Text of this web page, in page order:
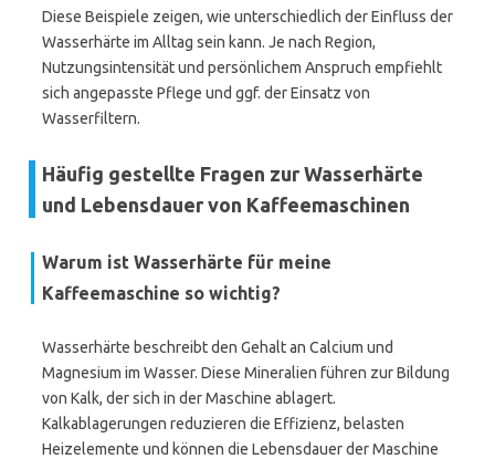
Diese Beispiele zeigen, wie unterschiedlich der Einfluss der
Wasserhärte im Alltag sein kann. Je nach Region,
Nutzungsintensität und persönlichem Anspruch empfiehlt
sich angepasste Pflege und ggf. der Einsatz von
Wasserfiltern.
Häufig gestellte Fragen zur Wasserhärte
und Lebensdauer von Kaffeemaschinen
Warum ist Wasserhärte für meine
Kaffeemaschine so wichtig?
Wasserhärte beschreibt den Gehalt an Calcium und
Magnesium im Wasser. Diese Mineralien führen zur Bildung
von Kalk, der sich in der Maschine ablagert.
Kalkablagerungen reduzieren die Effizienz, belasten
Heizelemente und können die Lebensdauer der Maschine